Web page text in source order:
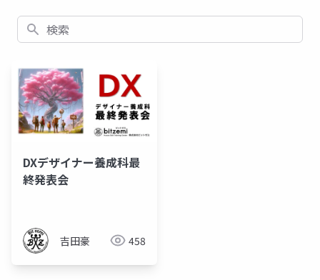
検索
DXデザイナー養成科最
終発表会
吉田豪 458